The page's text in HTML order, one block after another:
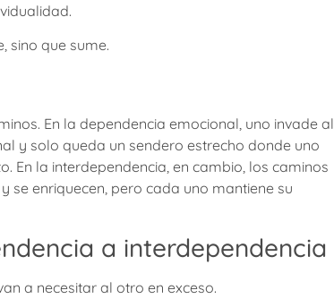
sino que sume.
En la dependencia emocional, uno invade al
y solo queda un sendero estrecho donde uno
En la interdependencia, en cambio, los caminos
se enriquecen, pero cada uno mantiene su
a interdependencia
a necesitar al otro en exceso.